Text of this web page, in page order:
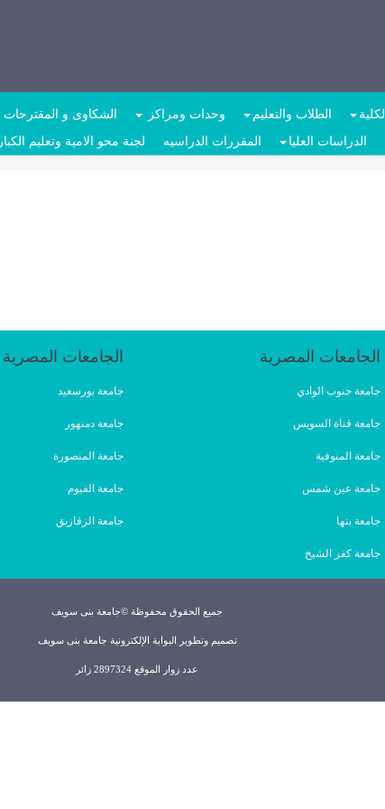
الكلية الطلاب والتعليم وحدات ومراكز الشكاوى و المقترحات
الدراسات العليا المقررات الدراسيه لجنة محو الامية وتعليم الكبار
الجامعات المصرية
جامعة جنوب الوادي
جامعة قناة السويس
جامعة المنوفية
جامعة عين شمس
جامعة بنها
جامعة كفر الشيخ
الجامعات المصرية
جامعة بورسعيد
جامعة دمنهور
جامعة المنصورة
جامعة الفيوم
جامعة الزقازيق
جميع الحقوق محفوظة ©جامعة بنى سويف
تصميم وتطوير البوابة الإلكترونية جامعة بنى سويف
عدد زوار الموقع 2897324 زائر